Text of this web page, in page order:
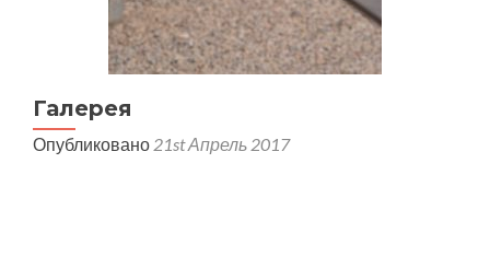
Галерея
Опубликовано 21st Апрель 2017